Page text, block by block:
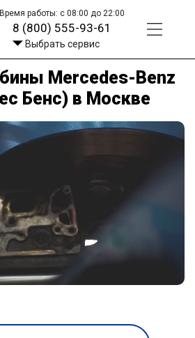
Время работы: с 08:00 до 22:00
8 (800) 555-93-61
Выбрать сервис
Mercedes-Benz
Бенс) в Москве